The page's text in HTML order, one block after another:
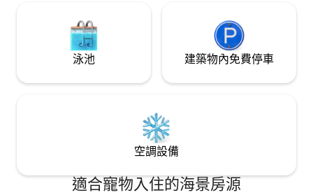
域和另一個區域之間創造隱私。兩間臥室
的床尺寸為 150x190，配有良好的硬床墊
和記憶海綿。每張床都有兩個記憶海綿枕
頭和兩個普通枕頭。公寓有兩間全功能浴
室，其中一間是套房浴室。淋浴間是地面
常適合放鬆身心，看有 Netflix 的智慧電
視。你可以觀看你所在國家的所有電視頻
道。你也可以將電視從牆上取下並轉動，
以便在沙發上觀看。白色天然亞麻沙發可
變成一張 160x200 的大床。Wi-Fi 是高速
的。空調由 Airzone 提供，因此可以控制
泳池 建築物內免費停車
空調設備
適合寵物入住的海景房源